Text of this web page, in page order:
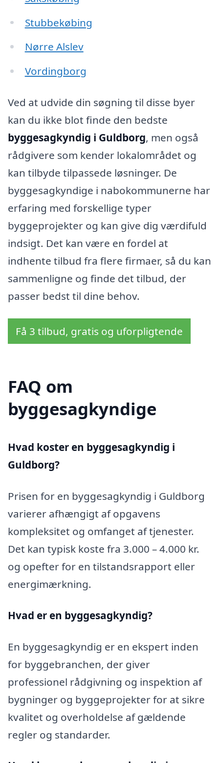
Stubbekøbing
Nørre Alslev
Vordingborg
Ved at udvide din søgning til disse byer
kan du ikke blot finde den bedste
byggesagkyndig i Guldborg, men også
rådgivere som kender lokalområdet og
kan tilbyde tilpassede løsninger. De
byggesagkyndige i nabokommunerne har
erfaring med forskellige typer
byggeprojekter og kan give dig værdifuld
indsigt. Det kan være en fordel at
indhente tilbud fra flere firmaer, så du kan
sammenligne og finde det tilbud, der
passer bedst til dine behov.
Få 3 tilbud, gratis og uforpligtende
FAQ om
byggesagkyndige
Hvad koster en byggesagkyndig i
Guldborg?
Prisen for en byggesagkyndig i Guldborg
varierer afhængigt af opgavens
kompleksitet og omfanget af tjenester.
Det kan typisk koste fra 3.000 – 4.000 kr.
og opefter for en tilstandsrapport eller
energimærkning.
Hvad er en byggesagkyndig?
En byggesagkyndig er en ekspert inden
for byggebranchen, der giver
professionel rådgivning og inspektion af
bygninger og byggeprojekter for at sikre
kvalitet og overholdelse af gældende
regler og standarder.